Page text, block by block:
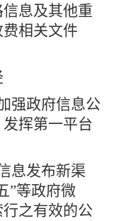
息及其他重
相关文件
政府信息公
挥第一平台
发布新渠
”等政府微
之有效的公